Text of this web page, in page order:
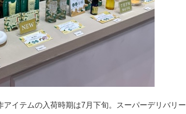
イテムの入荷時期は7月下旬。スーパーデリバリー